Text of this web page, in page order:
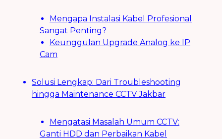
Mengapa Instalasi Kabel Profesional
Sangat Penting?
Keunggulan Upgrade Analog ke IP
Cam
Solusi Lengkap: Dari Troubleshooting
hingga Maintenance CCTV Jakbar
Mengatasi Masalah Umum CCTV:
Ganti HDD dan Perbaikan Kabel